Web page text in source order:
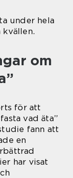
under hela
om
för att
vad äta”
fann att
en
har visat